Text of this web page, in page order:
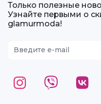
Только полезные
Узнайте первыми о
glamurmoda!